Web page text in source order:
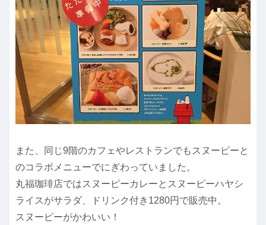
また、同じ9階のカフェやレストランでもスヌーピーと
のコラボメニューでにぎわっていました。
丸福珈琲店ではスヌーピーカレーとスヌーピーハヤシ
ライスがサラダ、ドリンク付き1280円で販売中。
スヌーピーがかわいい！